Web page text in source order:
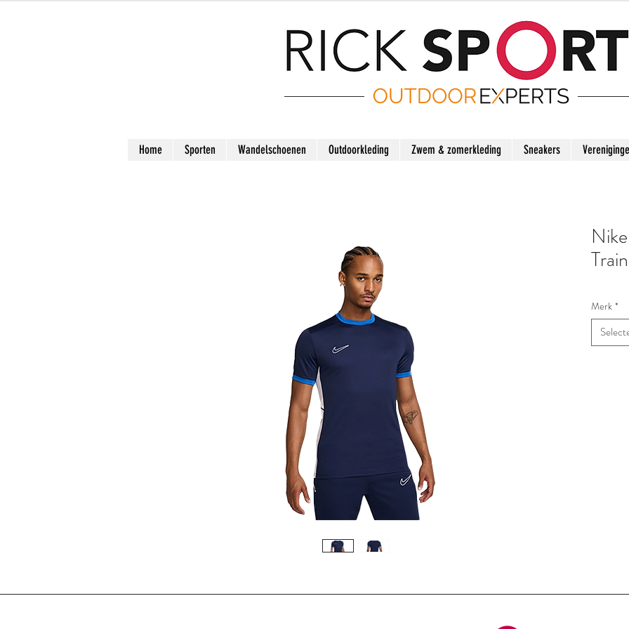
Home Sporten Wandelschoenen Outdoorkleding Zwem & zomerkleding Sneakers
Merk *